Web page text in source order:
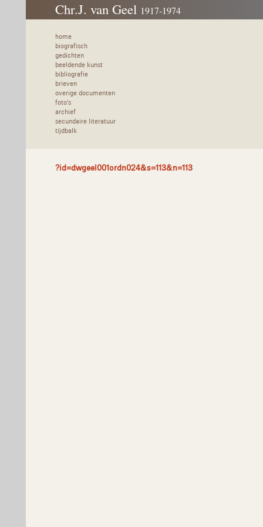
Chr.J. van Geel 1917-1974
home
biografisch
gedichten
beeldende kunst
bibliografie
brieven
overige documenten
foto's
archief
secundaire literatuur
tijdbalk
?id=dwgeel001ordn024&s=113&n=113